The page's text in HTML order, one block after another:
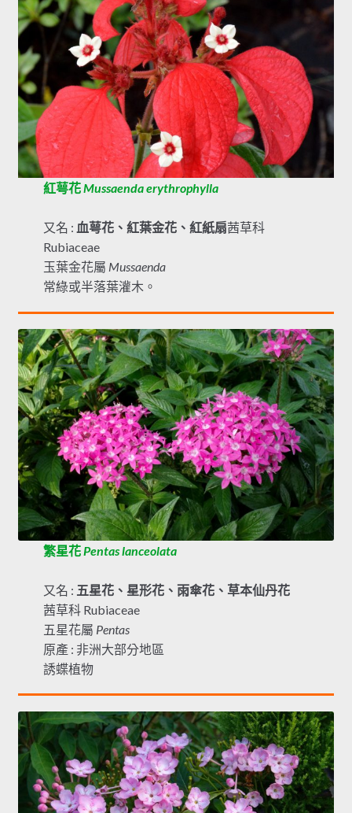
紅萼花Mussaenda erythrophylla
又名 : 血萼花、紅葉金花、紅紙扇茜草科
Rubiaceae
玉葉金花屬 Mussaenda
常綠或半落葉灌木。
繁星花 Pentas lanceolata
又名 : 五星花、星形花、雨傘花、草本仙丹花
茜草科 Rubiaceae
五星花屬 Pentas
原產 : 非洲大部分地區
誘蝶植物